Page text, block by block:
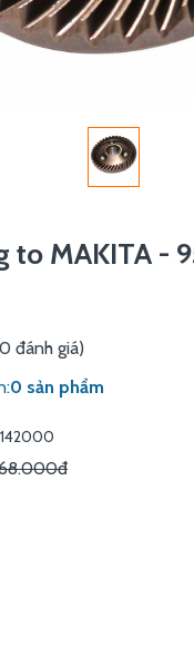
to MAKITA -
đánh giá)
0 sản phẩm
142000